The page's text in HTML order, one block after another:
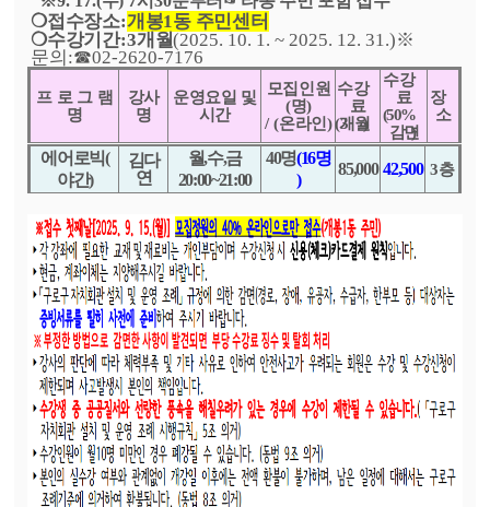
❍접수장소:개봉1 동 주민센터
❍수강기간:3개월(2025. 10. 1. ~ 2025. 12. 31.)※
문의 :☎02-2620-7176
프 로 그 램
명
강사
명
운영요일 및
시간
모집인원
(명)
/ (온라인 )
수강
료
(3
개월
)
수강
료
(50%
감면
)
장
소
에어로빅(
야간)
김다
연
월,수,금
20:00~21:00
40명(16명
)
85,000 42,500 3층